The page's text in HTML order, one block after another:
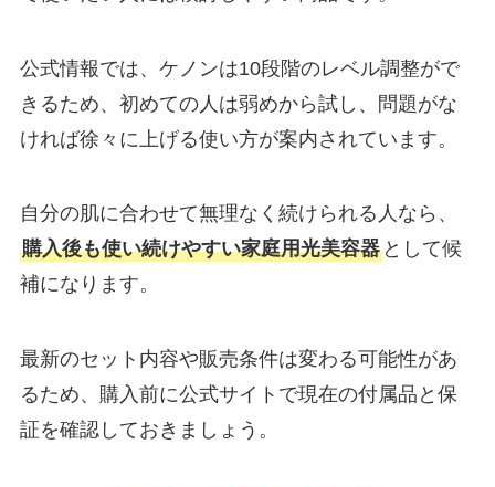
公式情報では、ケノンは10段階のレベル調整がで
きるため、初めての人は弱めから試し、問題がな
ければ徐々に上げる使い方が案内されています。
自分の肌に合わせて無理なく続けられる人なら、
購入後も使い続けやすい家庭用光美容器として候
補になります。
最新のセット内容や販売条件は変わる可能性があ
るため、購入前に公式サイトで現在の付属品と保
証を確認しておきましょう。